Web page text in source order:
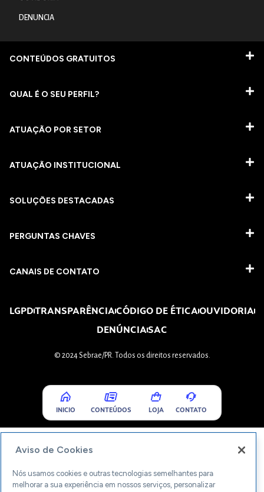
DENUNCIA
CONTEÚDOS GRATUITOS
QUAL É O SEU PERFIL?
ATUAÇÃO POR SETOR
ATUAÇÃO INSTITUCIONAL
SOLUÇÕES DESTACADAS
PERGUNTAS CHAVES​
CANAIS DE CONTATO
LGPDTRANSPARÊNCIACÓDIGO DE ÉTICAOUVIDORIA
DENÚNCIASAC
© 2024 Sebrae/PR. Todos os direitos reservados.
INICIO CONTEÚDOS LOJA CONTATO
Aviso de Cookies
Nós usamos cookies e outras tecnologias semelhantes para
melhorar a sua experiência em nossos serviços, personalizar